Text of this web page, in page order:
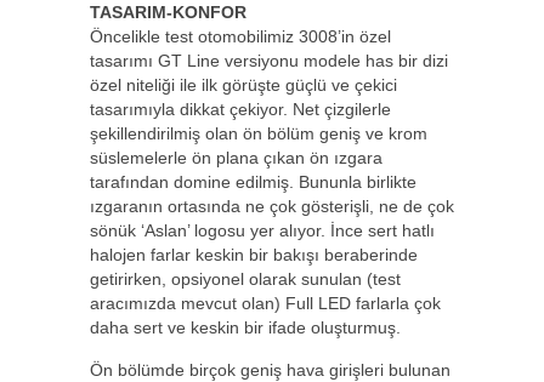
TASARIM-KONFOR
Öncelikle test otomobilimiz 3008’in özel
tasarımı GT Line versiyonu modele has bir dizi
özel niteliği ile ilk görüşte güçlü ve çekici
tasarımıyla dikkat çekiyor. Net çizgilerle
şekillendirilmiş olan ön bölüm geniş ve krom
süslemelerle ön plana çıkan ön ızgara
tarafından domine edilmiş. Bununla birlikte
ızgaranın ortasında ne çok gösterişli, ne de çok
sönük ‘Aslan’ logosu yer alıyor. İnce sert hatlı
halojen farlar keskin bir bakışı beraberinde
getirirken, opsiyonel olarak sunulan (test
aracımızda mevcut olan) Full LED farlarla çok
daha sert ve keskin bir ifade oluşturmuş.
Ön bölümde birçok geniş hava girişleri bulunan